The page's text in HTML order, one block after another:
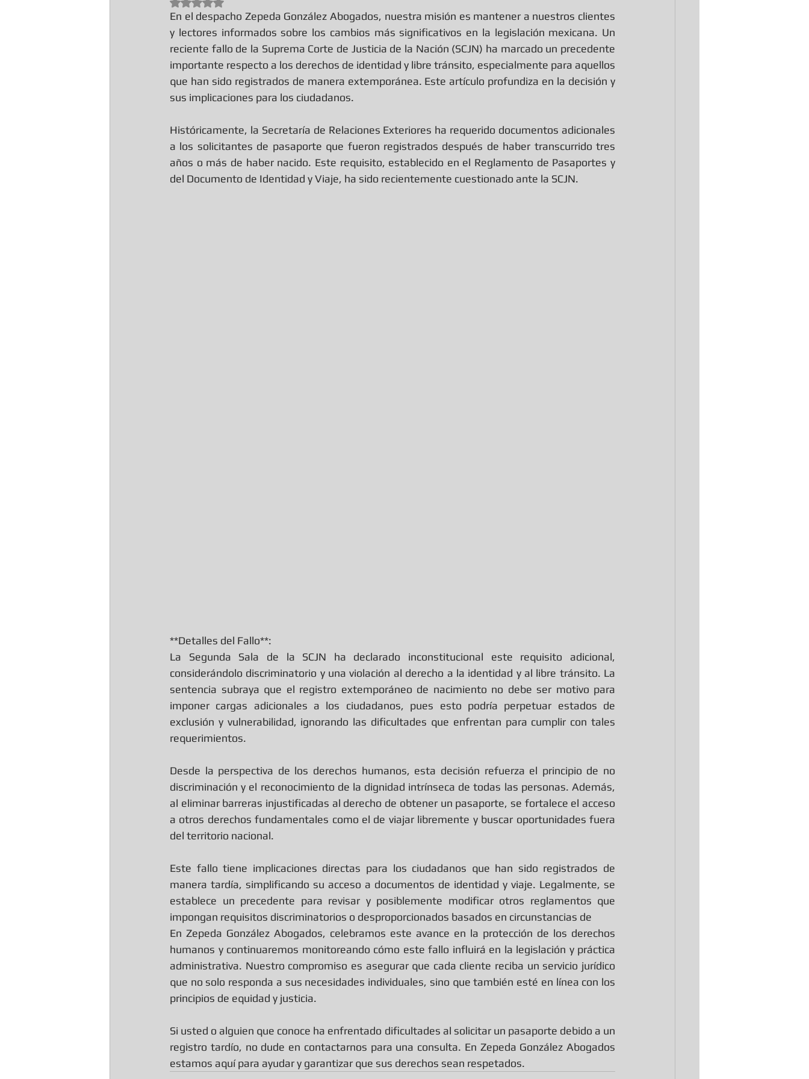
En el despacho Zepeda González Abogados, nuestra misión es mantener a nuestros clientes
y lectores informados sobre los cambios más significativos en la legislación mexicana. Un
reciente fallo de la Suprema Corte de Justicia de la Nación (SCJN) ha marcado un precedente
importante respecto a los derechos de identidad y libre tránsito, especialmente para aquellos
que han sido registrados de manera extemporánea. Este artículo profundiza en la decisión y
sus implicaciones para los ciudadanos.
Históricamente, la Secretaría de Relaciones Exteriores ha requerido documentos adicionales
a los solicitantes de pasaporte que fueron registrados después de haber transcurrido tres
años o más de haber nacido. Este requisito, establecido en el Reglamento de Pasaportes y
del Documento de Identidad y Viaje, ha sido recientemente cuestionado ante la SCJN.
**Detalles del Fallo**:
La Segunda Sala de la SCJN ha declarado inconstitucional este requisito adicional,
considerándolo discriminatorio y una violación al derecho a la identidad y al libre tránsito. La
sentencia subraya que el registro extemporáneo de nacimiento no debe ser motivo para
imponer cargas adicionales a los ciudadanos, pues esto podría perpetuar estados de
exclusión y vulnerabilidad, ignorando las dificultades que enfrentan para cumplir con tales
requerimientos.
Desde la perspectiva de los derechos humanos, esta decisión refuerza el principio de no
discriminación y el reconocimiento de la dignidad intrínseca de todas las personas. Además,
al eliminar barreras injustificadas al derecho de obtener un pasaporte, se fortalece el acceso
a otros derechos fundamentales como el de viajar libremente y buscar oportunidades fuera
del territorio nacional.
Este fallo tiene implicaciones directas para los ciudadanos que han sido registrados de
manera tardía, simplificando su acceso a documentos de identidad y viaje. Legalmente, se
establece un precedente para revisar y posiblemente modificar otros reglamentos que
impongan requisitos discriminatorios o desproporcionados basados en circunstancias de
En Zepeda González Abogados, celebramos este avance en la protección de los derechos
humanos y continuaremos monitoreando cómo este fallo influirá en la legislación y práctica
administrativa. Nuestro compromiso es asegurar que cada cliente reciba un servicio jurídico
que no solo responda a sus necesidades individuales, sino que también esté en línea con los
principios de equidad y justicia.
Si usted o alguien que conoce ha enfrentado dificultades al solicitar un pasaporte debido a un
registro tardío, no dude en contactarnos para una consulta. En Zepeda González Abogados
estamos aquí para ayudar y garantizar que sus derechos sean respetados.